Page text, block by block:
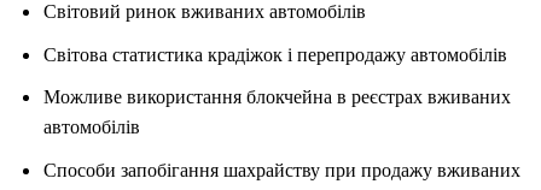
Світовий ринок вживаних автомобілів
Світова статистика крадіжок і перепродажу автомобілів
Можливе використання блокчейна в реєстрах вживаних
автомобілів
Способи запобігання шахрайству при продажу вживаних